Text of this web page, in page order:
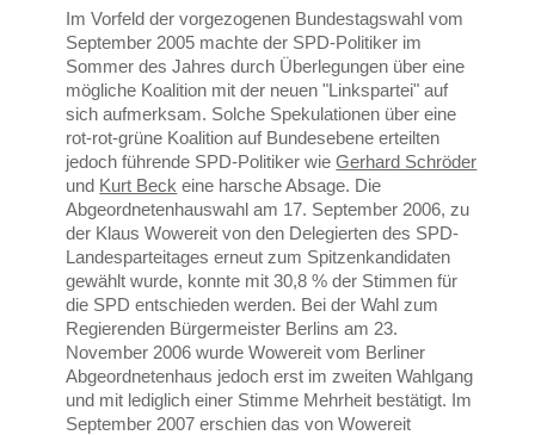
Im Vorfeld der vorgezogenen Bundestagswahl vom
September 2005 machte der SPD-Politiker im
Sommer des Jahres durch Überlegungen über eine
mögliche Koalition mit der neuen "Linkspartei" auf
sich aufmerksam. Solche Spekulationen über eine
rot-rot-grüne Koalition auf Bundesebene erteilten
jedoch führende SPD-Politiker wieGerhard Schröder
und Kurt Beck eine harsche Absage. Die
Abgeordnetenhauswahl am 17. September 2006, zu
der Klaus Wowereit von den Delegierten des SPD-
Landesparteitages erneut zum Spitzenkandidaten
gewählt wurde, konnte mit 30,8 % der Stimmen für
die SPD entschieden werden. Bei der Wahl zum
Regierenden Bürgermeister Berlins am 23.
November 2006 wurde Wowereit vom Berliner
Abgeordnetenhaus jedoch erst im zweiten Wahlgang
und mit lediglich einer Stimme Mehrheit bestätigt. Im
September 2007 erschien das von Wowereit